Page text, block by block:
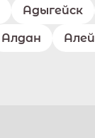
Адыгейск
Алдан